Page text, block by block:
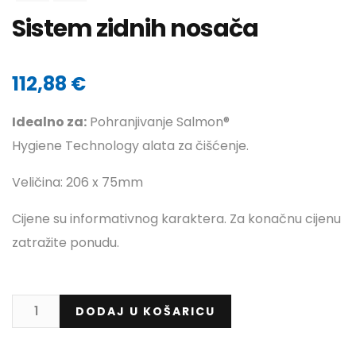
Sistem zidnih nosača
112,88 €
Idealno za: Pohranjivanje Salmon®
Hygiene Technology alata za čišćenje.
Veličina: 206 x 75mm
Cijene su informativnog karaktera. Za konačnu cijenu
zatražite ponudu.
DODAJ U KOŠARICU